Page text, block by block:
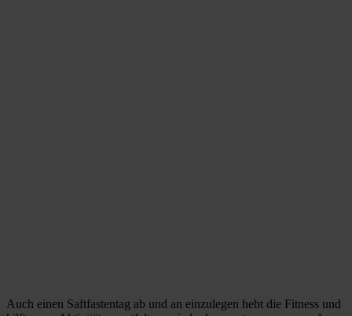
Auch einen Saftfastentag ab und an einzulegen hebt die Fitness und